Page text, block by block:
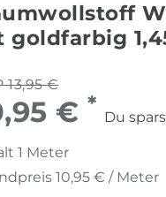
goldfarbig
13,95 €
€ *
Du
1 Meter
10,95 € / Meter